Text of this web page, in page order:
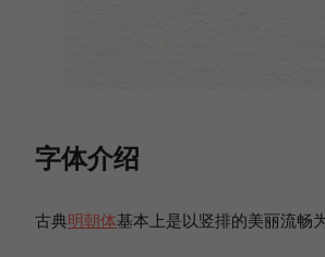
字体介绍
古典明朝体基本上是以竖排的美丽流畅